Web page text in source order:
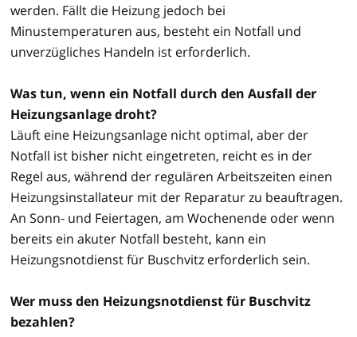
werden. Fällt die Heizung jedoch bei
Minustemperaturen aus, besteht ein Notfall und
unverzügliches Handeln ist erforderlich.
Was tun, wenn ein Notfall durch den Ausfall der
Heizungsanlage droht?
Läuft eine Heizungsanlage nicht optimal, aber der
Notfall ist bisher nicht eingetreten, reicht es in der
Regel aus, während der regulären Arbeitszeiten einen
Heizungsinstallateur mit der Reparatur zu beauftragen.
An Sonn- und Feiertagen, am Wochenende oder wenn
bereits ein akuter Notfall besteht, kann ein
Heizungsnotdienst für Buschvitz erforderlich sein.
Wer muss den Heizungsnotdienst für Buschvitz
bezahlen?